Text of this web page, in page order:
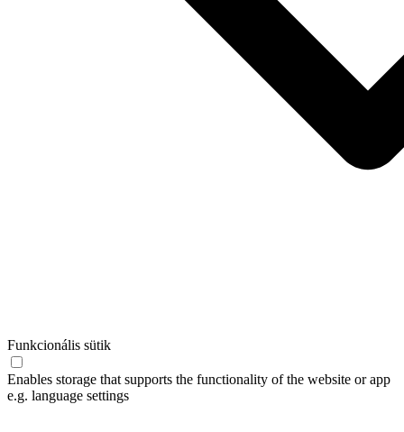
Funkcionális sütik
Enables storage that supports the functionality of the website or app
e.g. language settings